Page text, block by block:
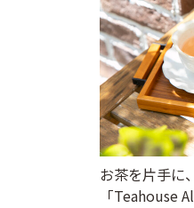
お茶を片手に
「Teahouse